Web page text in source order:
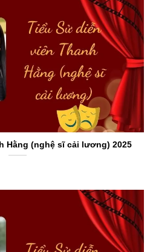
Hằng (nghệ sĩ cải lương) 2025